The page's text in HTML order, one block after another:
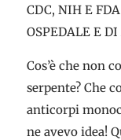
CDC, NIH E
OSPEDALE E
Cos’è che non
serpente? Che
anticorpi
ne avevo idea!